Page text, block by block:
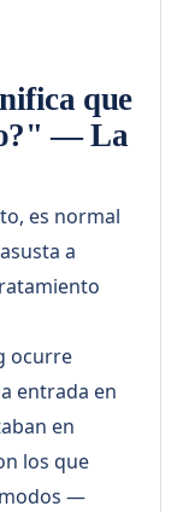
que
— La
es normal
a
ocurre
entrada en
en
los que
—